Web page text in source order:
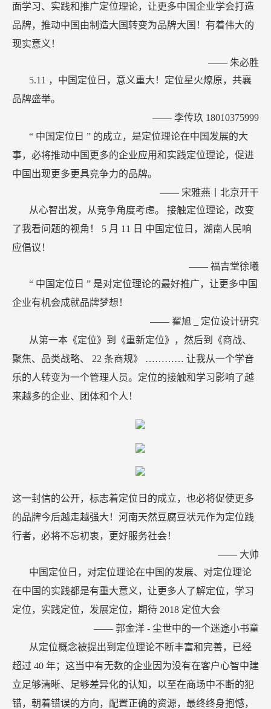
面学习、实践和推广定位理论，让更多中国企业学会打造
品牌，推动中国由制造大国转变为品牌大国！有着伟大的
现实意义！
—— 朱必胜
5.11 ，中国定位日，意义重大！定位星火燎原，共襄
品牌盛举。
—— 李传玖 18010375999
“ 中国定位日 ” 的成立，是定位理论在中国发展的大
事，必将推动中国更多的企业应用和实践定位理论，促进
中国出现更多更具竞争力的品牌。
—— 宋雅燕丨北京开干
从心智出发，从竞争角度考虑。 接触定位理论，改变
了我看问题的视角！ 5 月 11
日 中国定位日，湖南人民响
应倡议！
—— 福吉堂徐曦
“ 中国定位日 ” 是对定位理论的最好推广，让更多中国
企业有机会成就品牌梦想！
—— 翟旭
定位设计研究
从第一本《定位》到《重新定位》，然后到《商战、
聚焦、品类战略、 22 条商规》 ………… 让我从一个学音
乐的人转变为一个管理人员。定位的接触和学习影响了越
来越多的企业、团体和个人！
这一封信的公开，标志着定位日的成立，也必将促使更多
的品牌今后越走越强大！河南天然豆腐豆状元作为定位践
行者，必将不忘初衷，更好服务社会！
—— 大帅
中国定位日，对定位理论在中国的发展、对定位理论
在中国的实践都是有重大意义，让更多人了解定位，学习
定位，实践定位，发展定位，期待 2018 定位大会
—— 郭金洋 - 尘世中的一个迷途小书童
从定位概念被提出到定位理论不断丰富和完善，已经
超过 40 年；这当中有无数的企业因为没有在客户心智中建
立足够清晰、足够差异化的认知，以至在商场中不断的犯
错，朝着错误的方向，配置正确的资源，最终终身抱憾，